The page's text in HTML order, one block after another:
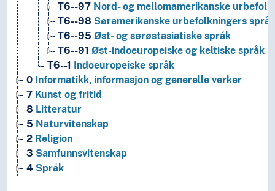
T6--97 Nord- og mellomamerikanske
T6--98 Søramerikanske urbefolkningers språk
T6--95 Øst- og sørøstasiatiske språk
T6--91 Øst-indoeuropeiske og keltiske språk
T6--1
Indoeuropeiske språk
0 Informatikk, informasjon og generelle verker
7 Kunst og fritid
8 Litteratur
5 Naturvitenskap
2 Religion
3 Samfunnsvitenskap
4 Språk